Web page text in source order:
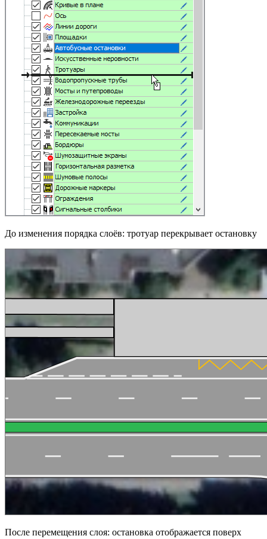
До изменения порядка слоёв: тротуар перекрывает остановку
После перемещения слоя: остановка отображается поверх